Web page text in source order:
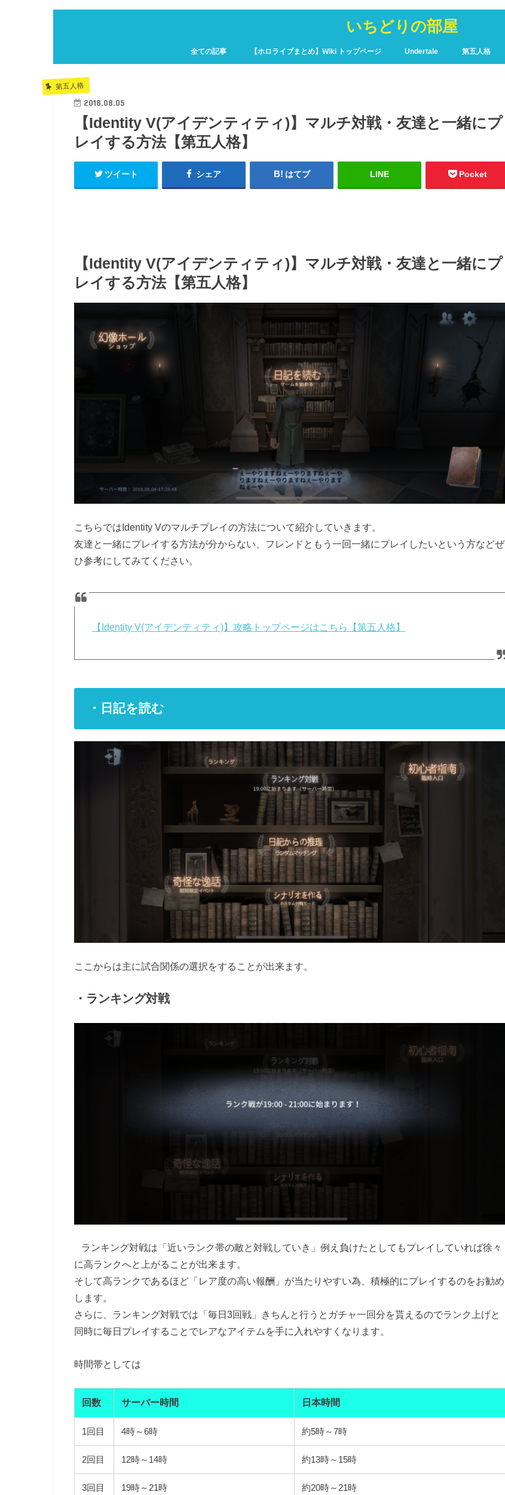
いちどりの部屋
全ての記事 【ホロライブまとめ】Wiki トップページ Undertale 第五人格
第五人格
2018.08.05
【Identity V(アイデンティティ)】マルチ対戦・友達と一緒にプ
レイする方法【第五人格】
ツイート シェア はてブ LINE Pocket
【Identity V(アイデンティティ)】マルチ対戦・友達と一緒にプ
レイする方法【第五人格】
こちらではIdentity Vのマルチプレイの方法について紹介していきます。
友達と一緒にプレイする方法が分からない、フレンドともう一回一緒にプレイしたいという方などぜ
ひ参考にしてみてください。
【Identity V(アイデンティティ)】攻略トップページはこちら【第五人格】
・日記を読む
ここからは主に試合関係の選択をすることが出来ます。
・ランキング対戦
ランキング対戦は「近いランク帯の敵と対戦していき」例え負けたとしてもプレイしていれば徐々
に高ランクへと上がることが出来ます。
そして高ランクであるほど「レア度の高い報酬」が当たりやすい為、積極的にプレイするのをお勧め
します。
さらに、ランキング対戦では「毎日3回戦」きちんと行うとガチャ一回分を貰えるのでランク上げと
同時に毎日プレイすることでレアなアイテムを手に入れやすくなります。
時間帯としては
回数 サーバー時間 日本時間
1回目 4時～6時 約5時～7時
2回目 12時～14時 約13時～15時
3回目 19時～21時 約20時～21時